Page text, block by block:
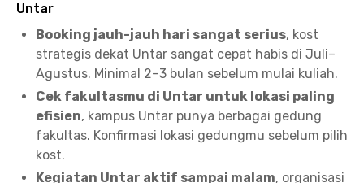
Untar
Booking jauh-jauh hari sangat serius, kost
strategis dekat Untar sangat cepat habis di Juli–
Agustus. Minimal 2–3 bulan sebelum mulai kuliah.
Cek fakultasmu di Untar untuk lokasi paling
efisien, kampus Untar punya berbagai gedung
fakultas. Konfirmasi lokasi gedungmu sebelum pilih
kost.
Kegiatan Untar aktif sampai malam, organisasi